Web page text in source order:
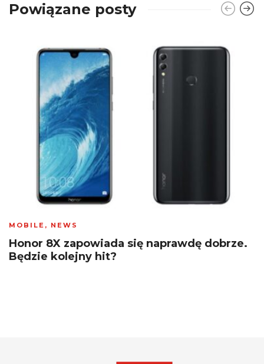
Powiązane posty
MOBILE , NEWS
Honor 8X zapowiada się naprawdę dobrze.
Będzie kolejny hit?